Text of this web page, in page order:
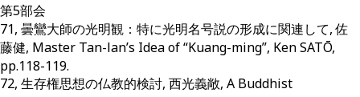
第5部会
71, 曇鸞大師の光明観：特に光明名号説の形成に関連して, 佐
藤健, Master Tan-lan’s Idea of “Kuang-ming”, Ken SATŌ,
pp.118-119.
72, 生存権思想の仏教的検討, 西光義敞, A Buddhist